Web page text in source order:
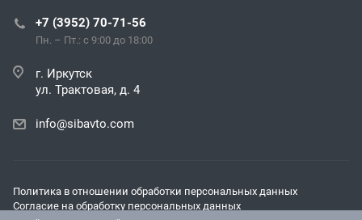
+7 (3952) 70-71-56
Пн. – Пт.: с 9:00 до 18:00
г. Иркутск
ул. Трактовая, д. 4
info@sibavto.com
Политика в отношении обработки персональных данных
Согласие на обработку персональных данных